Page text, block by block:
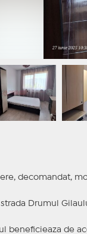
decomandat,
Drumul
beneficieaza de